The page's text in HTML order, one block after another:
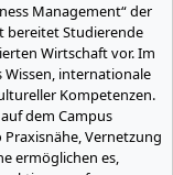
Management“ der
bereitet Studierende
Wirtschaft vor. Im
internationale
Kompetenzen.
dem Campus
Vernetzung
ermöglichen es,